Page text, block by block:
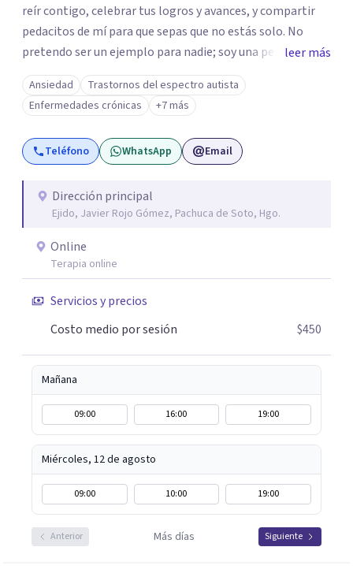
reír contigo, celebrar tus logros y avances, y compartir
pedacitos de mí para que sepas que no estás solo. No
pretendo ser un ejemplo para nadie; soy una persona que
también sufre, llora, ríe y grita. Para mí, tu salud, tu paz y
tu tranquilidad siempre estarán por encima de lo
económico. A lo largo de mi camino he cuestionado
muchas de las reglas rígidas que aprendí en la formación
tradicional, porque creo que antes que las técnicas se
que el proceso terapéutico tenga sentido. Trabajo
especialmente con procesos de duelo Y psicooncología,
Si tú o algún familiar están atravesando un proceso
relacionado con cáncer, puedes escribirme por WhatsApp
para agendar una primera sesión gratuita. Y si estás
alguien, también puedes contactarme: la primera
conversación no tiene costo.
leer más
Ansiedad
Trastornos del espectro autista
Enfermedades crónicas
+7 más
Teléfono WhatsApp Email
Dirección principal
Ejido, Javier Rojo Gómez, Pachuca de Soto, Hgo.
Online
Terapia online
Servicios y precios
Costo medio por sesión
$450
Mañana
09:00 16:00 19:00
Miércoles, 12 de agosto
09:00 10:00 19:00
Anterior Más días Siguiente